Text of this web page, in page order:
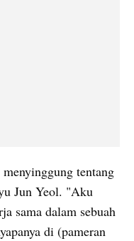
tentang
Jun Yeol. "Aku
sama dalam sebuah
di (pameran